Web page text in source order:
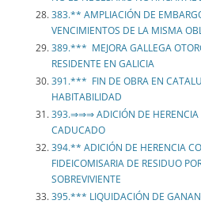
383.** AMPLIACIÓN DE
VENCIMIENTOS DE LA MISMA
389.*** MEJORA GALLEGA
RESIDENTE EN GALICIA
391.*** FIN DE OBRA EN
HABITABILIDAD
393.⇒⇒⇒ ADICIÓN DE HERENCIA
CADUCADO
394.** ADICIÓN DE HERENCIA
FIDEICOMISARIA DE RESIDUO
SOBREVIVIENTE
395.*** LIQUIDACIÓN DE